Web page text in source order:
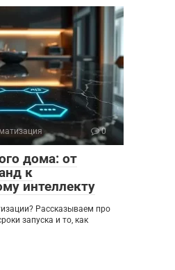
0
дома: от
к
интеллекту
Рассказываем про
запуска и то, как